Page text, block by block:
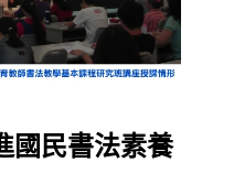
國民書法素養